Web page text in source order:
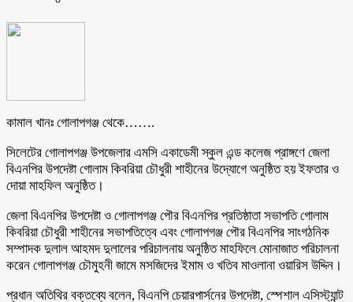
কামাল খানঃ গোলাপগঞ্জ থেকে…….
সিলেটের গোলাপগঞ্জ উপজেলার এমসি একাডেমী স্কুল এন্ড কলেজ প্রাঙ্গণে জেলা
বিএনপির উপদেষ্টা গোলাম কিবরিয়া চৌধুরী শাহীনের উদ্যোগে অনুষ্ঠিত হয় ইফতার ও
দোয়া মাহফিল অনুষ্ঠিত।
জেলা বিএনপির উপদেষ্টা ও গোলাপগঞ্জ পৌর বিএনপির প্রতিষ্ঠাতা সভাপতি গোলাম
কিবরিয়া চৌধুরী শাহীনের সভাপতিত্বে এবং গোলাপগঞ্জ পৌর বিএনপির সাংগঠনিক
সম্পাদক দুলাল আহমদ দুলালের পরিচালনায় অনুষ্ঠিত মাহফিলে মোনাজাত পরিচালনা
করেন গোলাপগঞ্জ চৌমুহনী জামে মসজিদের ইমাম ও খতিব মাওলানা ওয়ারিস উদ্দিন।
প্রধান অতিথির বক্তব্যে বলেন, বিএনপি চেয়ারপার্সনের উপদেষ্টা, স্পেশাল এসিস্ট্যান্ট